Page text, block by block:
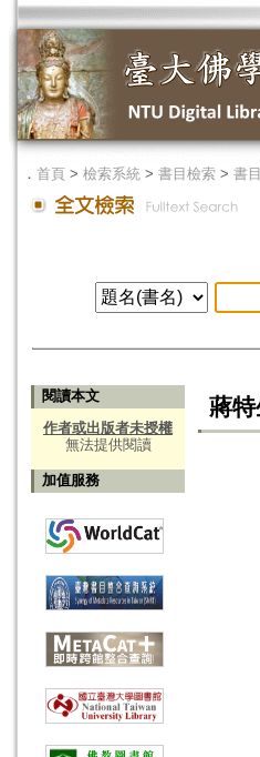
． 首頁 > 檢索系統 > 書目檢索 > 書
閱讀本文
作者或出版者未授權
無法提供閱讀
加值服務
蔣